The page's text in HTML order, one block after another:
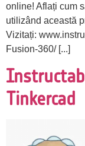
online! Aflați cum
utilizând această
Vizitați:
Fusion-360/ [...]
Tinkercad